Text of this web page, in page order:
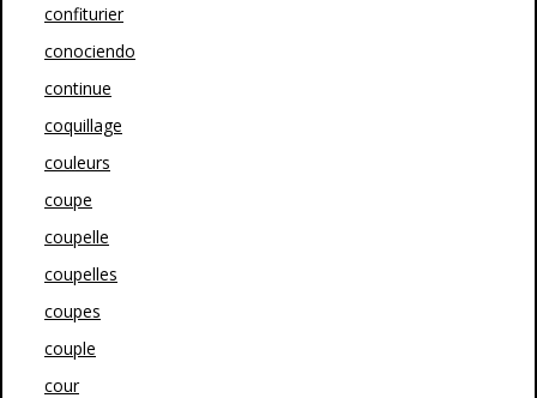
confiturier
conociendo
continue
coquillage
couleurs
coupe
coupelle
coupelles
coupes
couple
cour